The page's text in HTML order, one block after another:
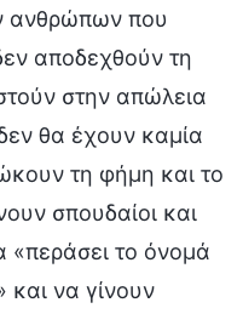
ανθρώπων που
αποδεχθούν τη
στην απώλεια
θα έχουν καμία
τη φήμη και το
σπουδαίοι και
«περάσει το όνομά
και να γίνουν